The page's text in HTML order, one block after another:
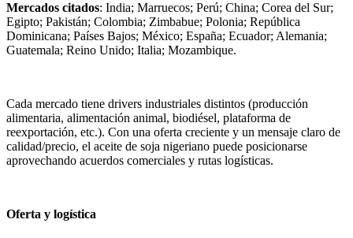
Mercados citados: India; Marruecos; Perú; China; Corea del Sur;
Egipto; Pakistán; Colombia; Zimbabue; Polonia; República
Dominicana; Países Bajos; México; España; Ecuador; Alemania;
Guatemala; Reino Unido; Italia; Mozambique.
Cada mercado tiene drivers industriales distintos (producción
alimentaria, alimentación animal, biodiésel, plataforma de
reexportación, etc.). Con una oferta creciente y un mensaje claro de
calidad/precio, el aceite de soja nigeriano puede posicionarse
aprovechando acuerdos comerciales y rutas logísticas.
Oferta y logística